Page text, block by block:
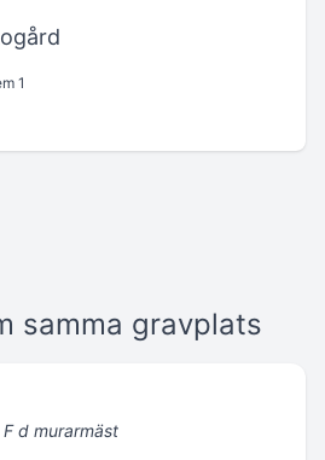
1
samma gravplats
F d murarmäst